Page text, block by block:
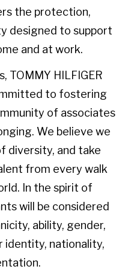
the protection,
designed to support
and at work.
TOMMY HILFIGER
to fostering
of associates
We believe we
diversity, and take
from every walk
In the spirit of
will be considered
ability, gender,
identity, nationality,